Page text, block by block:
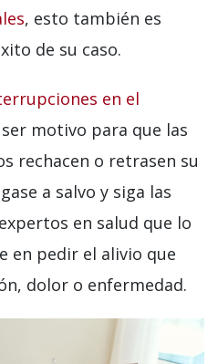
, esto también es
de su caso.
en el
motivo para que las
rechacen o retrasen su
a salvo y siga las
en salud que lo
en pedir el alivio que
dolor o enfermedad.